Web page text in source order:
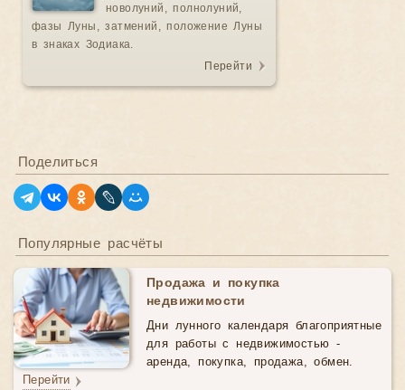
новолуний, полнолуний,
фазы Луны, затмений, положение Луны
в знаках Зодиака.
Перейти
Поделиться
Популярные расчёты
Продажа и покупка
недвижимости
Дни лунного календаря благоприятные
для работы с недвижимостью -
аренда, покупка, продажа, обмен.
Перейти